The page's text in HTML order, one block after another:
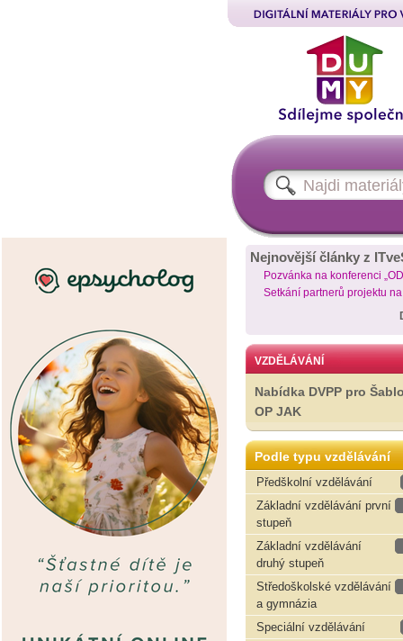
Nejnovější články z
Pozvánka na konferenci
Setkání partnerů projektu
VZDĚLÁVÁNÍ
Nabídka DVPP pro
OP JAK
Podle typu vzdělávání
Předškolní vzdělávání
Základní vzdělávání první
stupeň
Základní vzdělávání
druhý stupeň
Středoškolské vzdělávání
a gymnázia
Speciální vzdělávání